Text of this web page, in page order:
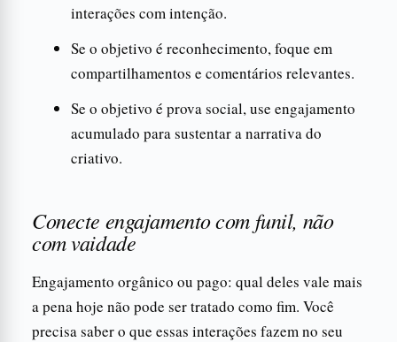
interações com intenção.
Se o objetivo é reconhecimento, foque em
compartilhamentos e comentários relevantes.
Se o objetivo é prova social, use engajamento
acumulado para sustentar a narrativa do
criativo.
Conecte engajamento com funil, não
com vaidade
Engajamento orgânico ou pago: qual deles vale mais
a pena hoje não pode ser tratado como fim. Você
precisa saber o que essas interações fazem no seu